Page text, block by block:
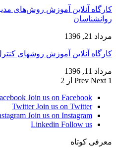
کارگاه آنلاین آموزش روش‌های
روانشناسان
مرداد 21, 1396
کارگاه آنلاین آموزش روشهای
مرداد 11, 1396
Prev Next 1 از 2
Join us on Facebook
Twitter Join us on Twitter
Join us on Instagram
Linkedin Follow us
معرفی کوتاه